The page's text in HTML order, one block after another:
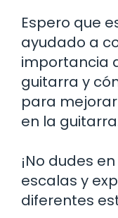
Espero que
ayudado a
importancia
guitarra y
para
en la
¡No dudes
escalas y
diferentes